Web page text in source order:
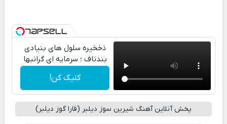
ذخخیره سلول های بنیادی
بندناف ؛ سرمایه ای گرانبها
کلیک کن!
پخش آنلاین آهنگ شیرین سوز دیلبر (قارا گوز دیلبر)